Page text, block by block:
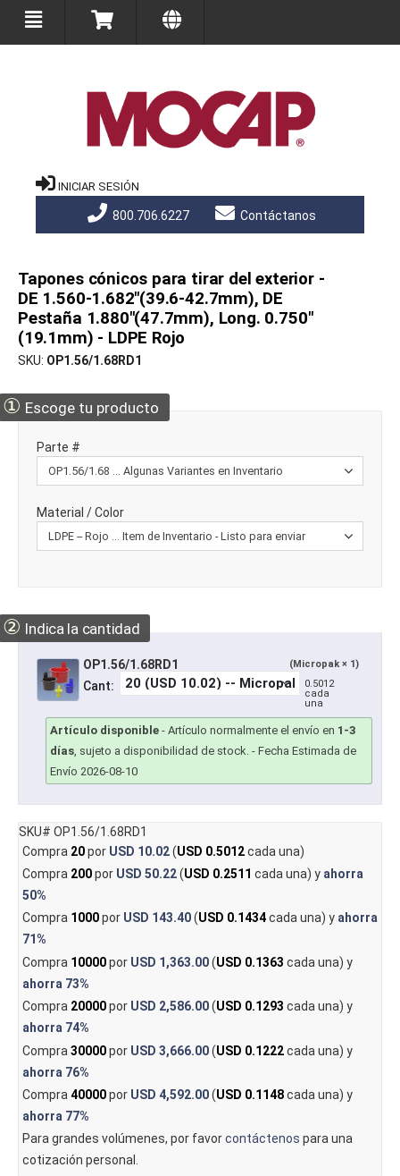
INICIAR SESIÓN
800.706.6227 Contáctanos
Tapones cónicos para tirar del exterior -
DE 1.560-1.682"(39.6-42.7mm), DE
Pestaña 1.880"(47.7mm), Long. 0.750"
(19.1mm) - LDPE Rojo
SKU OP1.56/1.68RD1
① Escoge tu producto
Parte #
Material / Color
② Indica la cantidad
OP1.56/1.68RD1 (Micropak × 1)
Cant:
0.5012
cada
una
Artículo disponible - Artículo normalmente el envío en 1-3
días, sujeto a disponibilidad de stock. - Fecha Estimada de
Envío 2026-08-10
SKU# OP1.56/1.68RD1
Compra 20por USD 10.02(USD 0.5012cada una)
Compra 200por USD 50.22(USD 0.2511 cada una) y ahorra
50%
Compra 1000por USD 143.40(USD 0.1434cada una) y ahorra
71%
Compra 10000por USD 1,363.00(USD 0.1363 cada una) y
ahorra 73%
Compra 20000por USD 2,586.00(USD 0.1293 cada una) y
ahorra 74%
Compra 30000por USD 3,666.00(USD 0.1222cada una) y
ahorra 76%
Compra 40000por USD 4,592.00(USD 0.1148cada una) y
ahorra 77%
Para grandes volúmenes, por favorcontáctenos para una
cotización personal.